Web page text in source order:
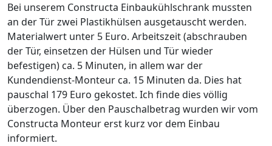
Bei unserem Constructa Einbaukühlschrank mussten
an der Tür zwei Plastikhülsen ausgetauscht werden.
Materialwert unter 5 Euro. Arbeitszeit (abschrauben
der Tür, einsetzen der Hülsen und Tür wieder
befestigen) ca. 5 Minuten, in allem war der
Kundendienst-Monteur ca. 15 Minuten da. Dies hat
pauschal 179 Euro gekostet. Ich finde dies völlig
überzogen. Über den Pauschalbetrag wurden wir vom
Constructa Monteur erst kurz vor dem Einbau
informiert.